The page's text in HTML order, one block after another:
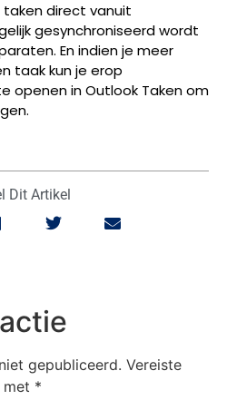
taken direct vanuit
gesynchroniseerd wordt
En indien je meer
taak kun je erop
openen in Outlook Taken om
Dit Artikel
gepubliceerd. Vereiste
*